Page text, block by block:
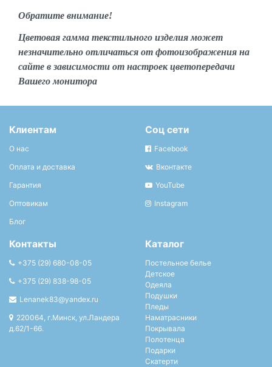
Обратите внимание!
Цветовая гамма текстильного изделия может
незначительно отличаться от фотоизображения на
сайте в зависимости от настроек цветопередачи
Вашего монитора
Клиентам
О нас
Оплата и доставка
Гарантия
Оптовикам
Блог
Соц сети
Facebook
Вконтакте
YouTube
Instagram
Контакты
+375 (29) 680-08-05
+375 (29) 838-98-05
Lenanek83@yandex.ru
220064, г.Минск, ул.Ландера
д.62/1-66.
Каталог
Постельное белье
Детское
Одеяла
Подушки
Пледы
Наматрасники
Покрывала
Полотенца
Подарки
Скатерти